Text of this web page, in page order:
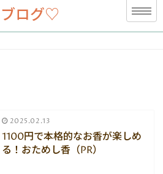
ブログ♡
2025.02.13
1100円で本格的なお香が楽しめ
る！おためし香（PR）